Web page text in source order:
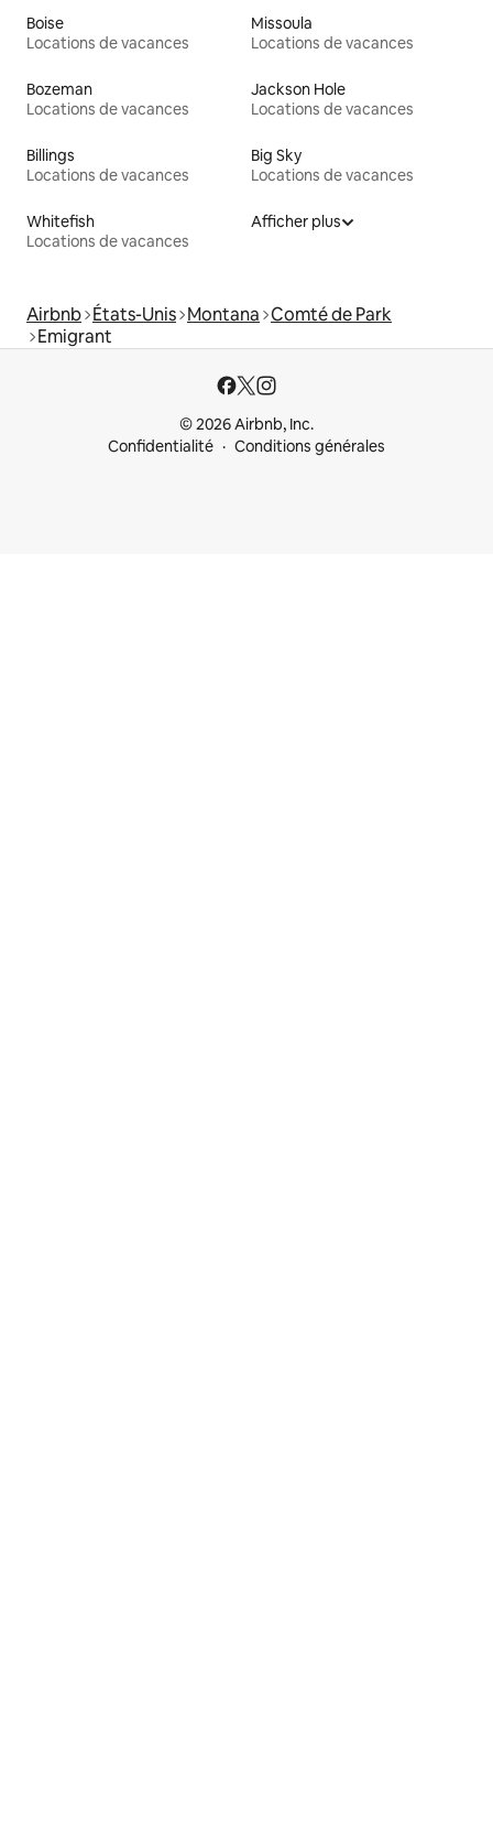
Boise
Locations de vacances
Missoula
Locations de vacances
Bozeman
Locations de vacances
Jackson Hole
Locations de vacances
Billings
Locations de vacances
Big Sky
Locations de vacances
Whitefish
Locations de vacances
Afficher plus
Airbnb États-Unis Montana Comté de Park
Emigrant
© 2026 Airbnb, Inc.
Confidentialité
Conditions générales